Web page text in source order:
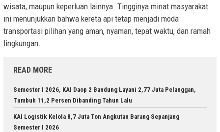
wisata, maupun keperluan lainnya. Tingginya minat masyarakat
ini menunjukkan bahwa kereta api tetap menjadi moda
transportasi pilihan yang aman, nyaman, tepat waktu, dan ramah
lingkungan.
READ MORE
Semester I 2026, KAI Daop 2 Bandung Layani 2,77 Juta Pelanggan,
Tumbuh 11,2 Persen Dibanding Tahun Lalu
KAI Logistik Kelola 8,7 Juta Ton Angkutan Barang Sepanjang
Semester I 2026